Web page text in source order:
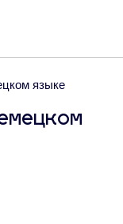
🧑
языке